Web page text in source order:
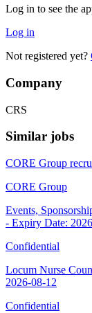
Log in to see the
Log in
Not registered yet?
Company
CRS
Similar jobs
CORE Group
CORE Group
Events,
- Expiry Date:
Confidential
Locum Nurse
2026-08-12
Confidential